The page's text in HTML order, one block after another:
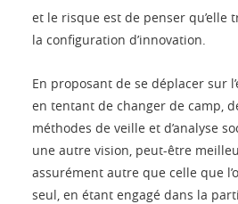
et le risque est de penser qu’elle
la configuration d’innovation.
En proposant de se déplacer sur
en tentant de changer de camp,
méthodes de veille et d’analyse
une autre vision, peut-être
assurément autre que celle que
seul, en étant engagé dans la